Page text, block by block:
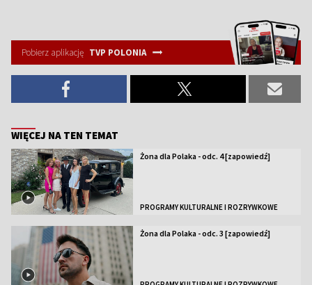
Pobierz aplikację TVP POLONIA
WIĘCEJ NA TEN TEMAT
Żona dla Polaka - odc. 4 [zapowiedź]
PROGRAMY KULTURALNE I ROZRYWKOWE
Żona dla Polaka - odc. 3 [zapowiedź]